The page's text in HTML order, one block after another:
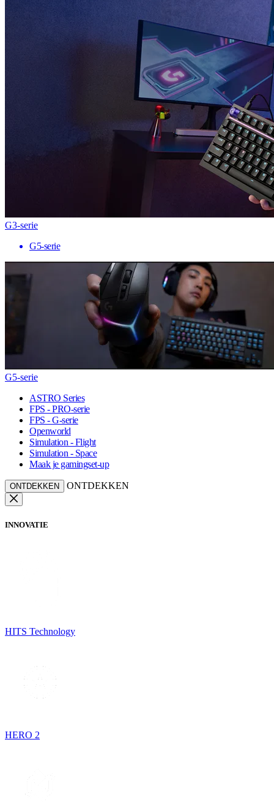
G3-serie
G5-serie
G5-serie
ASTRO Series
FPS - PRO-serie
FPS - G-serie
Openworld
Simulation - Flight
Simulation - Space
Maak je gamingset-up
ONTDEKKEN ONTDEKKEN
INNOVATIE
HITS Technology
HERO 2